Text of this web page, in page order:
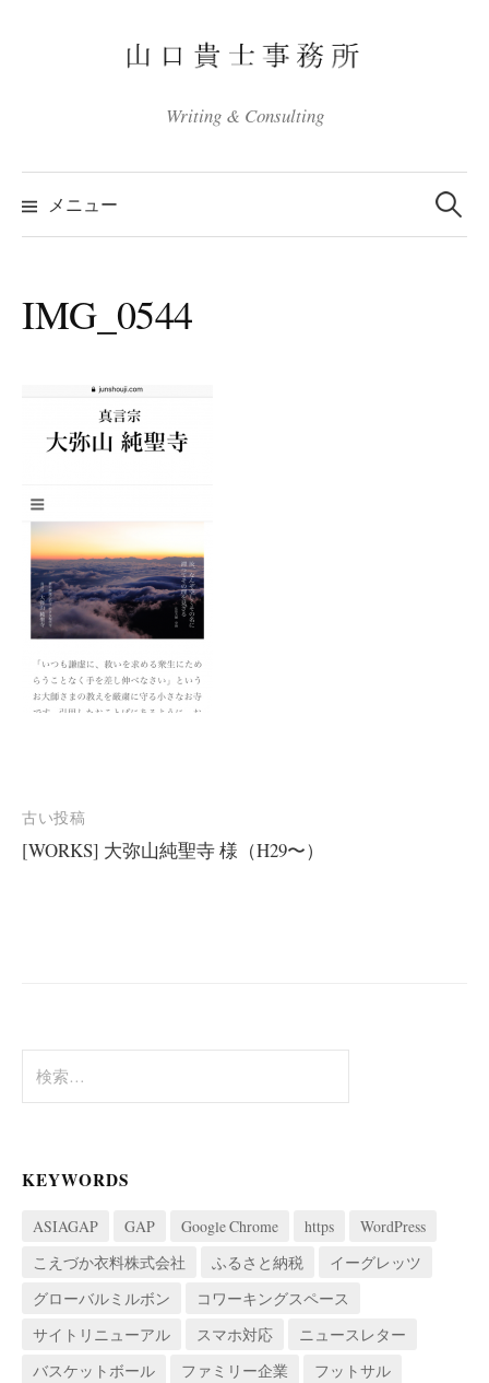
へ
ス
Writing & Consulting
メニュー
検
索:
IMG_0544
投
稿
シ
ョ
古い投稿
[WORKS] 大弥山純聖寺 様（H29〜）
索:
KEYWORDS
ASIAGAP GAP Google Chrome https
WordPress
こえづか衣料株式会社
ふるさと納税
イーグレッツ
グローバルミルボン
コワーキングスペース
サイトリニューアル
スマホ対応
ニュースレター
バスケットボール
ファミリー企業
フットサル